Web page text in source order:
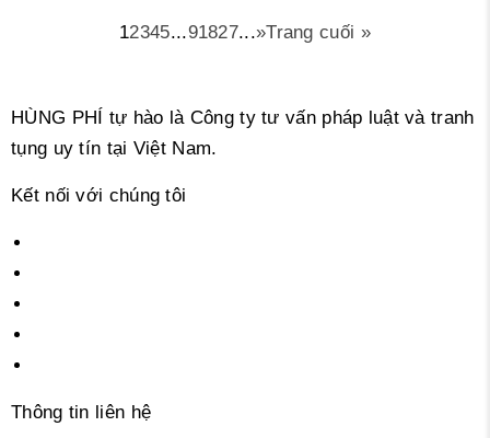
12345...91827...»Trang cuối »
HÙNG PHÍ tự hào là Công ty tư vấn pháp luật và tranh
tụng uy tín tại Việt Nam.
Kết nối với chúng tôi
Thông tin liên hệ